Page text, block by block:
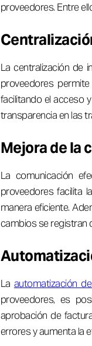
proveedores. Entre
La centralización de
proveedores permite
facilitando el acceso
transparencia en las
Mejora de la
La comunicación
proveedores facilita
manera eficiente.
cambios se registran
La automatización
proveedores, es
aprobación de
errores y aumenta la